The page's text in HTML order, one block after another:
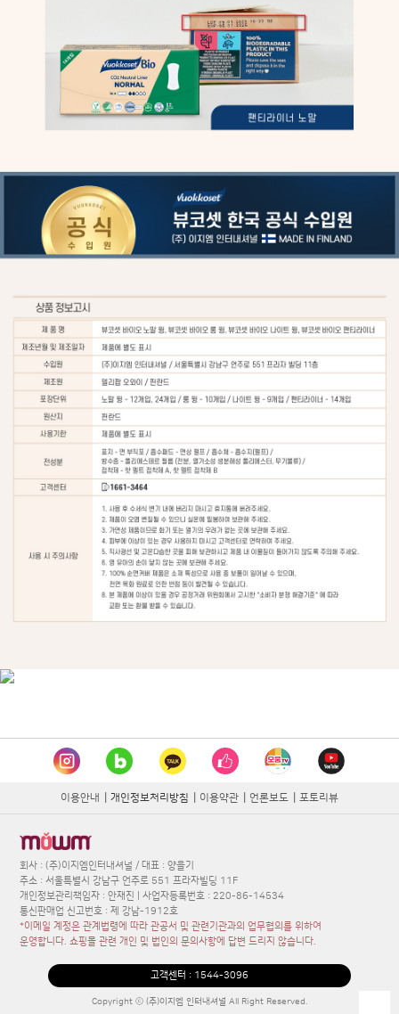
이용안내 개인정보처리방침 이용약관 언론보도 포토리뷰
회사 : (주)이지엠인터내셔널 / 대표 : 양을기
주소 : 서울특별시 강남구 언주로 551 프라자빌딩 11F
개인정보관리책임자 : 안재진 | 사업자등록번호 : 220-86-14534
통신판매업 신고번호 : 제 강남-1912호
*이메일 계정은 관계법령에 따라 관공서 및 관련기관과의 업무협의를 위하여
운영합니다. 쇼핑몰 관련 개인 및 법인의 문의사항에 답변 드리지 않습니다.
고객센터 : 1544-3096
Copyright ⓒ (주)이지엠 인터내셔널 All Right Reserved.